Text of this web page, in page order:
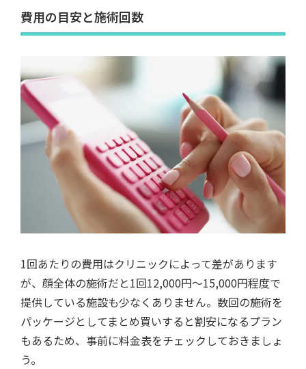
費用の目安と施術回数
1回あたりの費用はクリニックによって差があります
が、顔全体の施術だと1回12,000円～15,000円程度で
提供している施設も少なくありません。数回の施術を
パッケージとしてまとめ買いすると割安になるプラン
もあるため、事前に料金表をチェックしておきましょ
う。